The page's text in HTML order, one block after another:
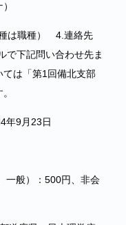
は職種） 4.連絡先
で下記問い合わせ先ま
は「第1回備北支部
年9月23日
一般）：500円、非会